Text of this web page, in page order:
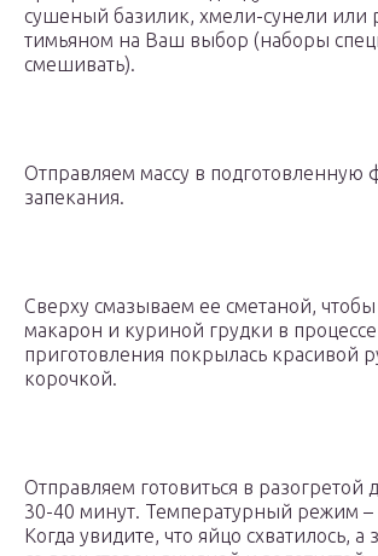
сушеный базилик, хмели-сунели или
тимьяном на Ваш выбор (наборы
смешивать).
Отправляем массу в подготовленную
запекания.
Сверху смазываем ее сметаной,
макарон и куриной грудки в процессе
приготовления покрылась красивой
корочкой.
Отправляем готовиться в разогретой
30-40 минут. Температурный режим –
Когда увидите, что яйцо схватилось, а